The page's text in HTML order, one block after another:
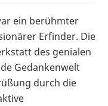
ein berühmter
Erfinder. Die
des genialen
Gedankenwelt
durch die